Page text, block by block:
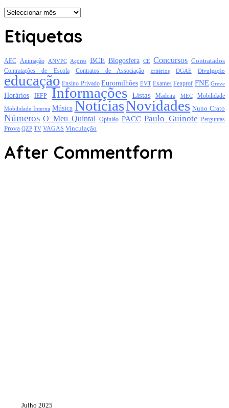
Arquivo
Etiquetas
AEC Animação ANVPC Açores BCE Blogosfera CE Concursos Contratados
Contratações de Escola Contratos de Associação critérios DGAE Divulgação
educação Ensino Privado Euromilhões EVT Exames Fenprof FNE Greve
Horários IEFP Informações Listas Madeira MEC Mobilidade
Mobilidade Interna Música NotíciasNovidades Nuno Crato
Números O Meu Quintal Opinião PACC Paulo Guinote Perguntas
Prova QZP TV VAGAS Vinculação
After Commentform
Julho 2025